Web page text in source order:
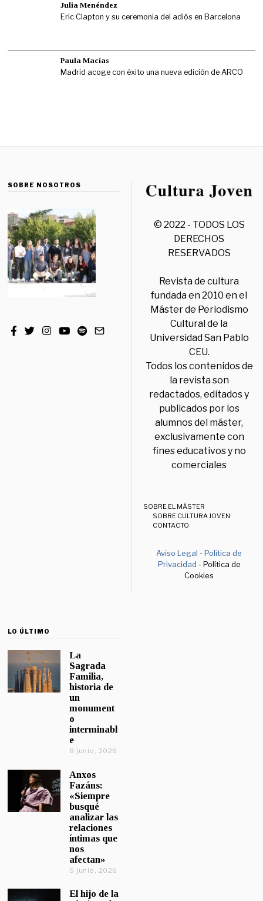
Julia Menéndez
Eric Clapton y su ceremonia del adiós en Barcelona
Paula Macías
Madrid acoge con éxito una nueva edición de ARCO
SOBRE NOSOTROS
© 2022 - TODOS LOS
DERECHOS
RESERVADOS
Revista de cultura
fundada en 2010 en el
Máster de Periodismo
Cultural de la
Universidad San Pablo
CEU.
Todos los contenidos de
la revista son
redactados, editados y
publicados por los
alumnos del máster,
exclusivamente con
fines educativos y no
comerciales
SOBRE EL MÁSTER
SOBRE CULTURA JOVEN
CONTACTO
Aviso Legal -Política de
Privacidad - Política de
Cookies
LO ÚLTIMO
La
Sagrada
Familia,
historia de
un
monument
o
interminabl
e
8 junio, 2026
Anxos
Fazáns:
«Siempre
busqué
analizar las
relaciones
íntimas que
nos
afectan»
5 junio, 2026
El hijo de la